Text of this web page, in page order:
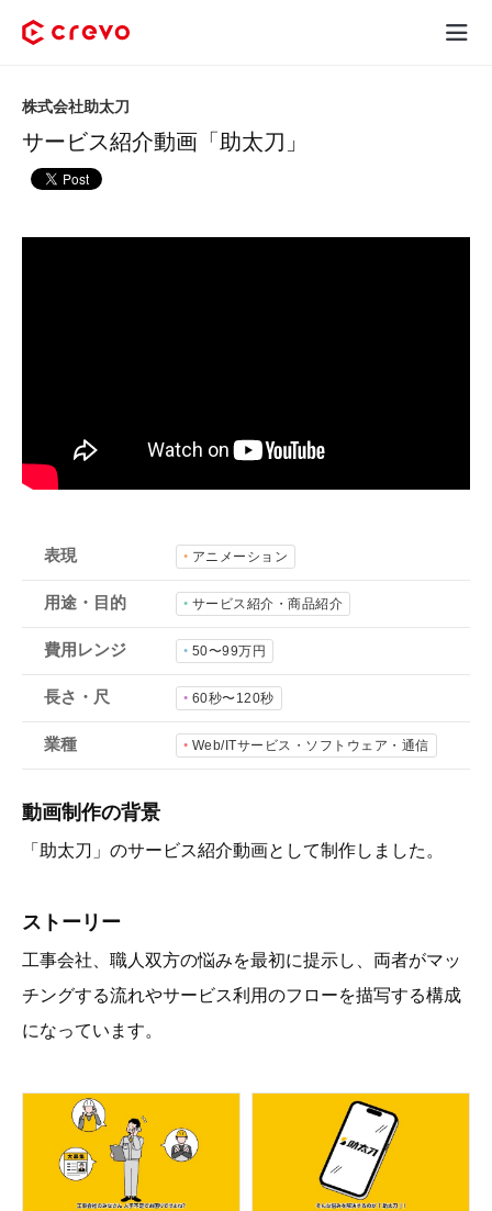
Crevoとは
採用コンテンツ制作
お役立ち情報
会社概要
採用情報
お問合わせ・無料見積もり
サービス紹介動画「助太刀」
株式会社助太刀
表現 アニメーション
用途・目的 サービス紹介・商品紹介
費用レンジ 50〜99万円
長さ・尺 60秒〜120秒
業種 Web/ITサービス・ソフトウェア・通信
動画制作の背景
「助太刀」のサービス紹介動画として制作しました。
ストーリー
工事会社、職人双方の悩みを最初に提示し、両者がマッ
チングする流れやサービス利用のフローを描写する構成
になっています。